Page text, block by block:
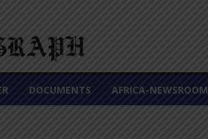
DOCUMENTS AFRICA-NEWSROOM